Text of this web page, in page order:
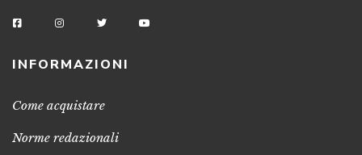
INFORMAZIONI
Come acquistare
Norme redazionali